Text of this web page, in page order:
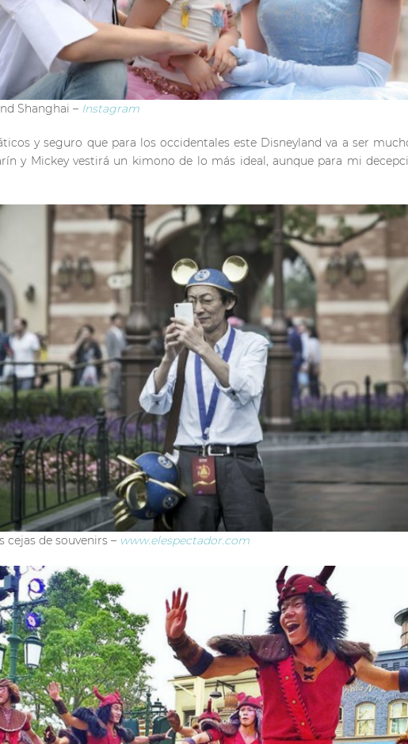
Shanghai – Instagram
y seguro que para los occidentales este Disneyland va a ser
y Mickey vestirá un kimono de lo más ideal, aunque para mi
cejas de souvenirs – www.elespectador.com